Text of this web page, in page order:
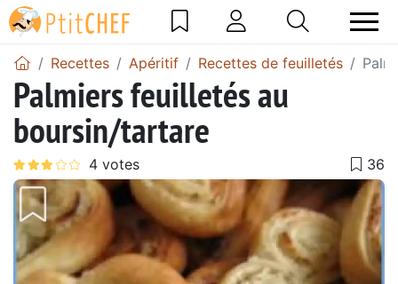
Recettes Apéritif Recettes de feuilletés
Palmiers feuilletés au
boursin/tartare